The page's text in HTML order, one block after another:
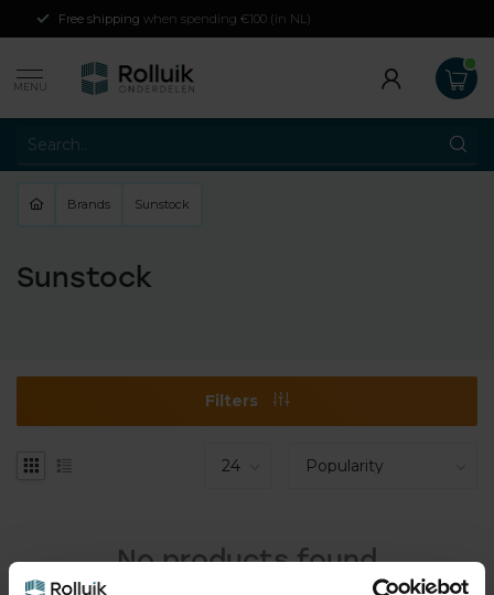
Free shipping when spending €100 (in NL)
MENU
Brands Sunstock
Sunstock
Filters
No products found